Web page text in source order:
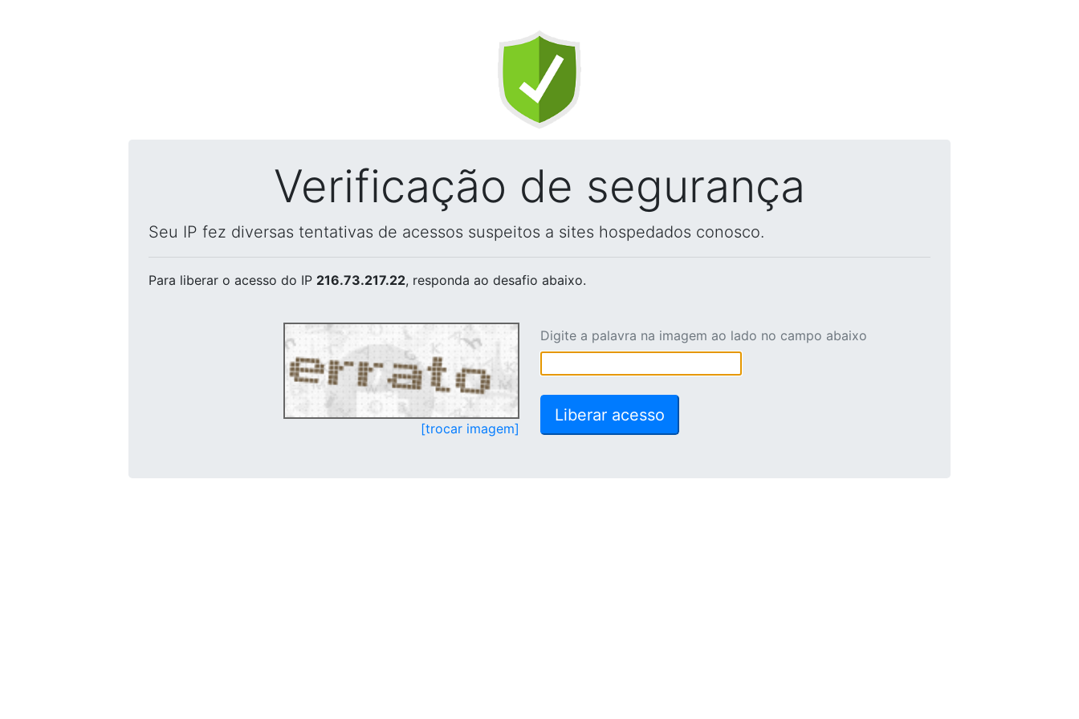
Verificação de segurança
Seu IP fez diversas tentativas de acessos suspeitos a sites hospedados conosco.
Para liberar o acesso do IP 216.73.217.22, responda ao desafio abaixo.
[trocar imagem]
Digite a palavra na imagem ao lado no campo abaixo